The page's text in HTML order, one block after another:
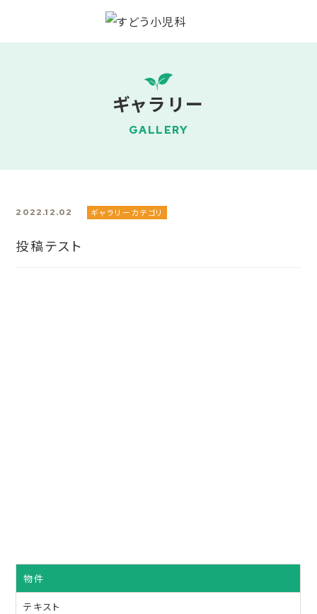
ギャラリー
GALLERY
2022.12.02 ギャラリーカテゴリ
投稿テスト
物件
テキスト